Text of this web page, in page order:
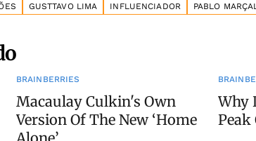
GUSTTAVO LIMA INFLUENCIADOR PABLO MARÇAL